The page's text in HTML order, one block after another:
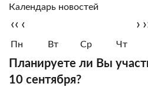
Календарь новостей
‹‹ ‹ ›
Пн Вт Ср Чт
Планируете ли Вы
10 сентября?